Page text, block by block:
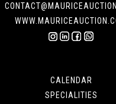
CALENDAR
SPECIALITIES